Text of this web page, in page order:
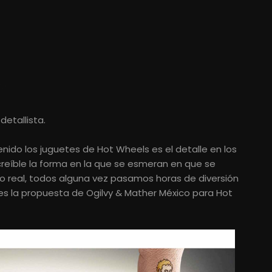
los juguetes de Hot Wheels es el detalle en los
la forma en la que se esmeran en que se
real, todos alguna vez pasamos horas de diversión
la propuesta de Ogilvy & Mather México para Hot